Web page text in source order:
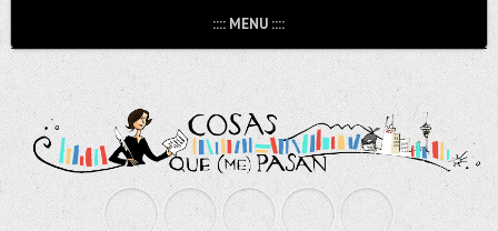
:::: MENU ::::